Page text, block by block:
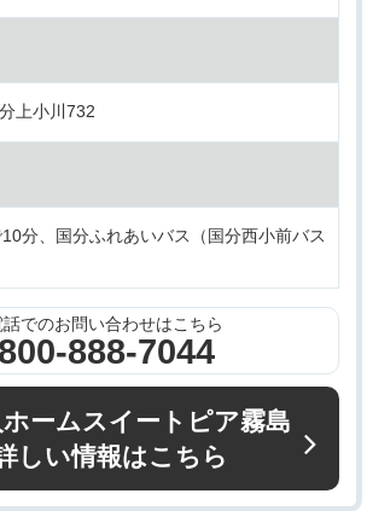
上小川732
分、国分ふれあいバス（国分西小前バス
話でのお問い合わせはこちら
888-7044
ームスイートピア霧島
しい情報はこちら